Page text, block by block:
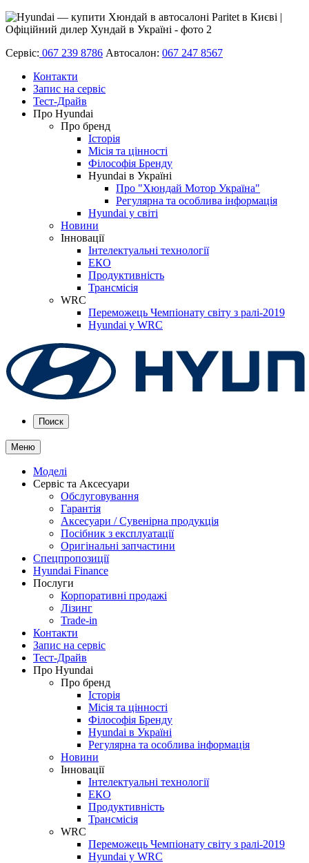
Сервіс: 067 239 8786 Автосалон: 067 247 8567
Контакти
Запис на сервіс
Тест-Драйв
Про Hyundai
Про бренд
Історія
Місія та цінності
Філософія Бренду
Hyundai в Україні
Про "Хюндай Мотор Україна"
Регулярна та особлива інформація
Hyundai у світі
Новини
Інновації
Інтелектуальні технології
ЕКО
Продуктивність
Трансмісія
WRC
Переможець Чемпіонату світу з ралі-2019
Hyundai у WRC
Поиск
Меню
Моделі
Сервіс та Аксесуари
Обслуговування
Гарантія
Аксесуари / Сувенірна продукція
Посібник з експлуатації
Оригінальні запчастини
Спецпропозиції
Hyundai Finance
Послуги
Корпоративні продажі
Лізинг
Trade-in
Контакти
Запис на сервіс
Тест-Драйв
Про Hyundai
Про бренд
Історія
Місія та цінності
Філософія Бренду
Hyundai в Україні
Регулярна та особлива інформація
Новини
Інновації
Інтелектуальні технології
ЕКО
Продуктивність
Трансмісія
WRC
Переможець Чемпіонату світу з ралі-2019
Hyundai у WRC